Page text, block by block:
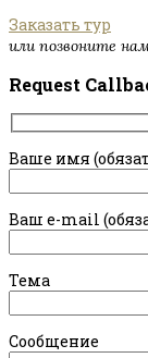
Заказать тур
или позвоните
Request
Ваше имя
Ваш e-mail
Тема
Сообщение